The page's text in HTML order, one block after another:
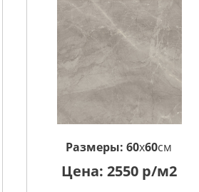
Размеры:60x60см
Цена: 2550р/м2